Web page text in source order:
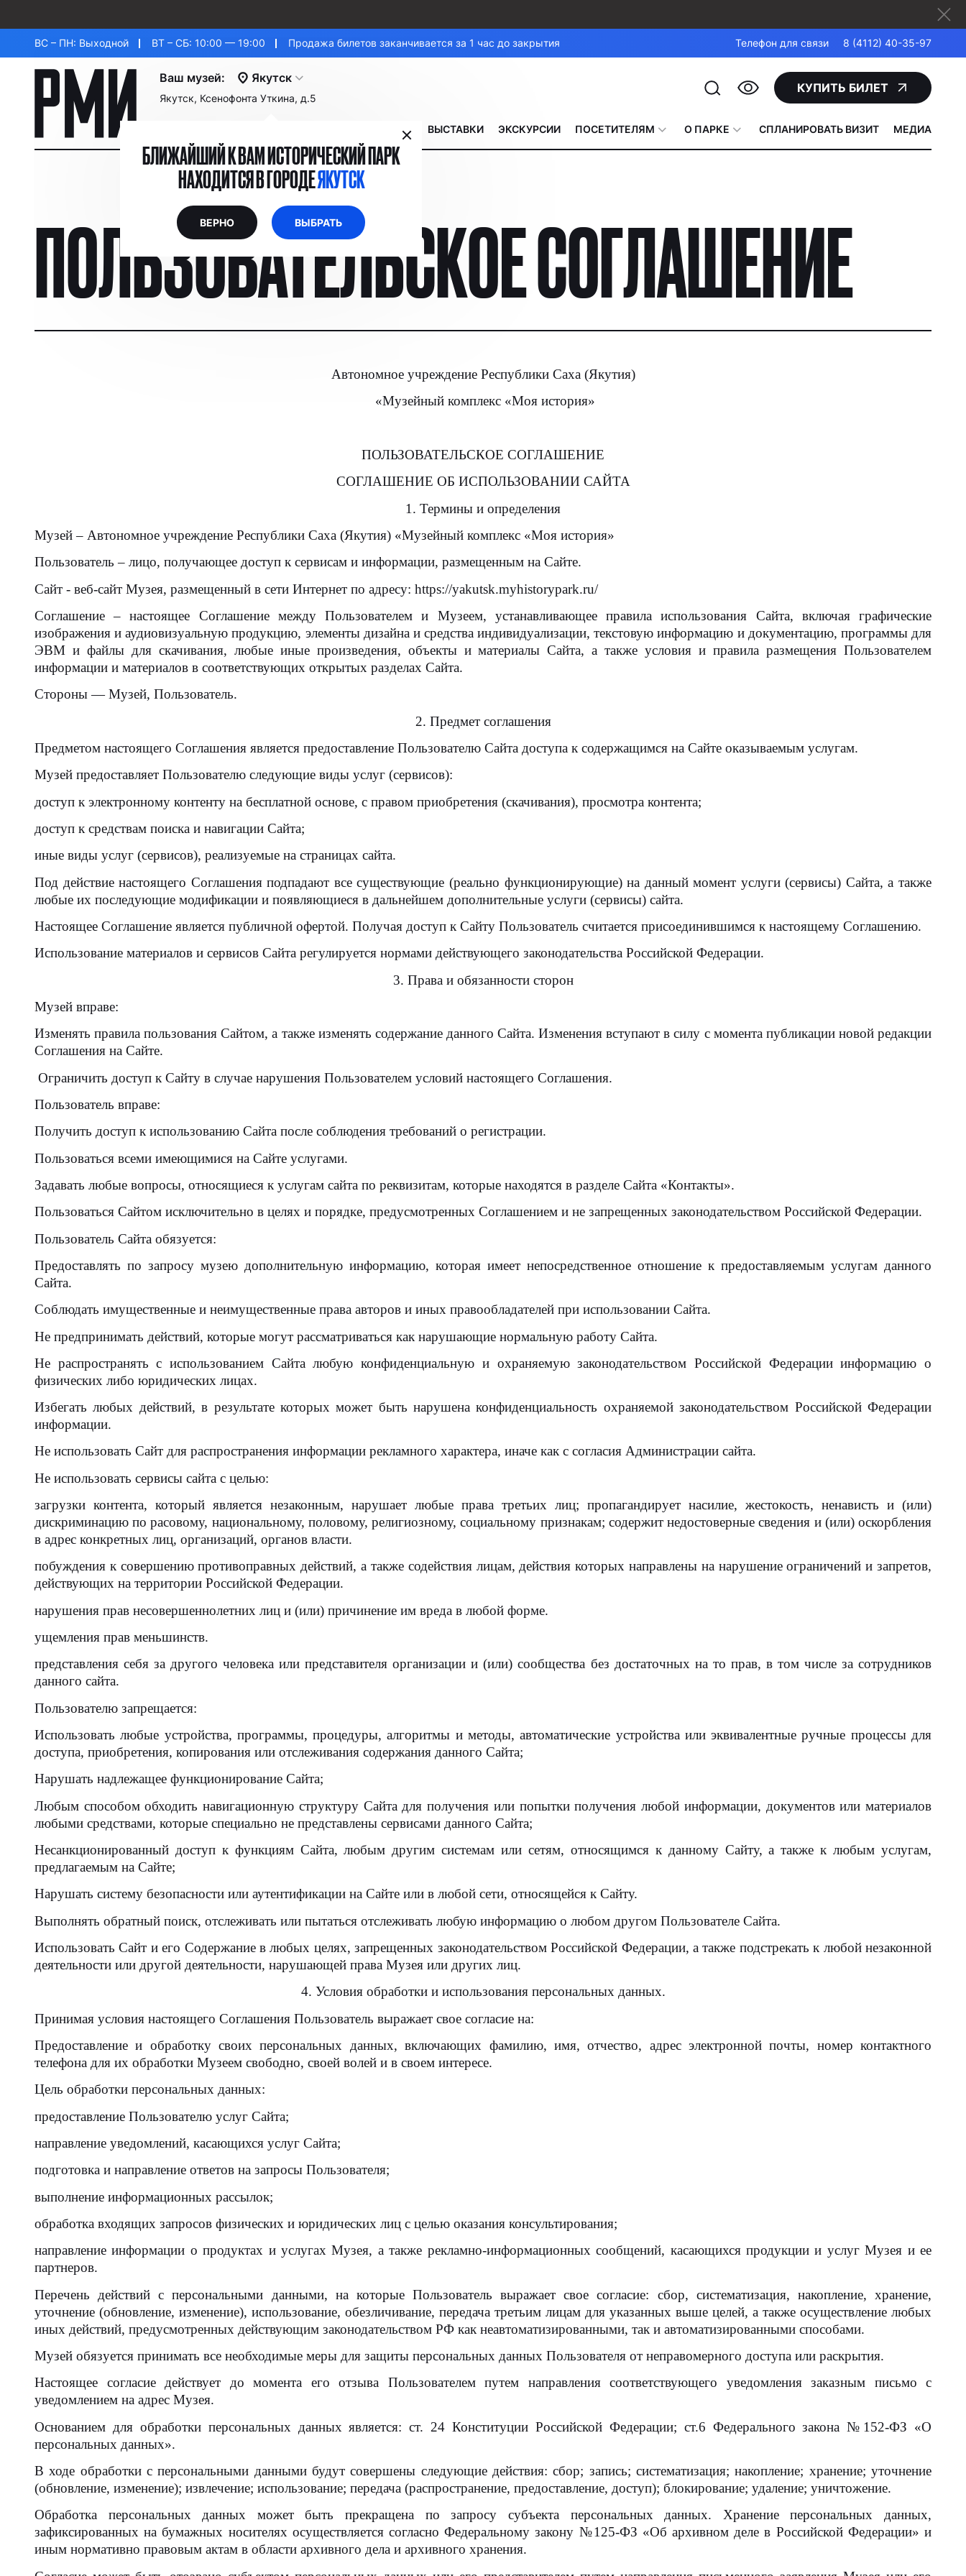
ВС – ПН: Выходной ВТ – СБ: 10:00 — 19:00 Продажа билетов заканчивается за 1 час до закрытия Телефон для связи 8 (4112) 40-35-97
Ваш музей: Якутск
Якутск, Ксенофонта Уткина, д.5
БЛИЖАЙШИЙ К ВАМ ИСТОРИЧЕСКИЙ ПАРК
НАХОДИТСЯ В ГОРОДЕЯКУТСК
ВЕРНО ВЫБРАТЬ
КУПИТЬ БИЛЕТ
ВЫСТАВКИ ЭКСКУРСИИ ПОСЕТИТЕЛЯМ О ПАРКЕ СПЛАНИРОВАТЬ ВИЗИТ МЕДИА
ПОЛЬЗОВАТЕЛЬСКОЕ СОГЛАШЕНИЕ
Автономное учреждение Республики Саха (Якутия)
«Музейный комплекс «Моя история»
ПОЛЬЗОВАТЕЛЬСКОЕ СОГЛАШЕНИЕ
СОГЛАШЕНИЕ ОБ ИСПОЛЬЗОВАНИИ САЙТА
1. Термины и определения
Музей – Автономное учреждение Республики Саха (Якутия) «Музейный комплекс «Моя история»
Пользователь – лицо, получающее доступ к сервисам и информации, размещенным на Сайте.
Сайт - веб-сайт Музея, размещенный в сети Интернет по адресу: https://yakutsk.myhistorypark.ru/
Соглашение – настоящее Соглашение между Пользователем и Музеем, устанавливающее правила использования Сайта, включая графические
изображения и аудиовизуальную продукцию, элементы дизайна и средства индивидуализации, текстовую информацию и документацию, программы для
ЭВМ и файлы для скачивания, любые иные произведения, объекты и материалы Сайта, а также условия и правила размещения Пользователем
информации и материалов в соответствующих открытых разделах Сайта.
Стороны — Музей, Пользователь.
2. Предмет соглашения
Предметом настоящего Соглашения является предоставление Пользователю Сайта доступа к содержащимся на Сайте оказываемым услугам.
Музей предоставляет Пользователю следующие виды услуг (сервисов):
доступ к электронному контенту на бесплатной основе, с правом приобретения (скачивания), просмотра контента;
доступ к средствам поиска и навигации Сайта;
иные виды услуг (сервисов), реализуемые на страницах сайта.
Под действие настоящего Соглашения подпадают все существующие (реально функционирующие) на данный момент услуги (сервисы) Сайта, а также
любые их последующие модификации и появляющиеся в дальнейшем дополнительные услуги (сервисы) сайта.
Настоящее Соглашение является публичной офертой. Получая доступ к Сайту Пользователь считается присоединившимся к настоящему Соглашению.
Использование материалов и сервисов Сайта регулируется нормами действующего законодательства Российской Федерации.
3. Права и обязанности сторон
Музей вправе:
Изменять правила пользования Сайтом, а также изменять содержание данного Сайта. Изменения вступают в силу с момента публикации новой редакции
Соглашения на Сайте.
Ограничить доступ к Сайту в случае нарушения Пользователем условий настоящего Соглашения.
Пользователь вправе:
Получить доступ к использованию Сайта после соблюдения требований о регистрации.
Пользоваться всеми имеющимися на Сайте услугами.
Задавать любые вопросы, относящиеся к услугам сайта по реквизитам, которые находятся в разделе Сайта «Контакты».
Пользоваться Сайтом исключительно в целях и порядке, предусмотренных Соглашением и не запрещенных законодательством Российской Федерации.
Пользователь Сайта обязуется:
Предоставлять по запросу музею дополнительную информацию, которая имеет непосредственное отношение к предоставляемым услугам данного
Сайта.
Соблюдать имущественные и неимущественные права авторов и иных правообладателей при использовании Сайта.
Не предпринимать действий, которые могут рассматриваться как нарушающие нормальную работу Сайта.
Не распространять с использованием Сайта любую конфиденциальную и охраняемую законодательством Российской Федерации информацию о
физических либо юридических лицах.
Избегать любых действий, в результате которых может быть нарушена конфиденциальность охраняемой законодательством Российской Федерации
информации.
Не использовать Сайт для распространения информации рекламного характера, иначе как с согласия Администрации сайта.
Не использовать сервисы сайта с целью:
загрузки контента, который является незаконным, нарушает любые права третьих лиц; пропагандирует насилие, жестокость, ненависть и (или)
дискриминацию по расовому, национальному, половому, религиозному, социальному признакам; содержит недостоверные сведения и (или) оскорбления
в адрес конкретных лиц, организаций, органов власти.
побуждения к совершению противоправных действий, а также содействия лицам, действия которых направлены на нарушение ограничений и запретов,
действующих на территории Российской Федерации.
нарушения прав несовершеннолетних лиц и (или) причинение им вреда в любой форме.
ущемления прав меньшинств.
представления себя за другого человека или представителя организации и (или) сообщества без достаточных на то прав, в том числе за сотрудников
данного сайта.
Пользователю запрещается:
Использовать любые устройства, программы, процедуры, алгоритмы и методы, автоматические устройства или эквивалентные ручные процессы для
доступа, приобретения, копирования или отслеживания содержания данного Сайта;
Нарушать надлежащее функционирование Сайта;
Любым способом обходить навигационную структуру Сайта для получения или попытки получения любой информации, документов или материалов
любыми средствами, которые специально не представлены сервисами данного Сайта;
Несанкционированный доступ к функциям Сайта, любым другим системам или сетям, относящимся к данному Сайту, а также к любым услугам,
предлагаемым на Сайте;
Нарушать систему безопасности или аутентификации на Сайте или в любой сети, относящейся к Сайту.
Выполнять обратный поиск, отслеживать или пытаться отслеживать любую информацию о любом другом Пользователе Сайта.
Использовать Сайт и его Содержание в любых целях, запрещенных законодательством Российской Федерации, а также подстрекать к любой незаконной
деятельности или другой деятельности, нарушающей права Музея или других лиц.
4. Условия обработки и использования персональных данных.
Принимая условия настоящего Соглашения Пользователь выражает свое согласие на:
Предоставление и обработку своих персональных данных, включающих фамилию, имя, отчество, адрес электронной почты, номер контактного
телефона для их обработки Музеем свободно, своей волей и в своем интересе.
Цель обработки персональных данных:
предоставление Пользователю услуг Сайта;
направление уведомлений, касающихся услуг Сайта;
подготовка и направление ответов на запросы Пользователя;
выполнение информационных рассылок;
обработка входящих запросов физических и юридических лиц с целью оказания консультирования;
направление информации о продуктах и услугах Музея, а также рекламно-информационных сообщений, касающихся продукции и услуг Музея и ее
партнеров.
Перечень действий с персональными данными, на которые Пользователь выражает свое согласие: сбор, систематизация, накопление, хранение,
уточнение (обновление, изменение), использование, обезличивание, передача третьим лицам для указанных выше целей, а также осуществление любых
иных действий, предусмотренных действующим законодательством РФ как неавтоматизированными, так и автоматизированными способами.
Музей обязуется принимать все необходимые меры для защиты персональных данных Пользователя от неправомерного доступа или раскрытия.
Настоящее согласие действует до момента его отзыва Пользователем путем направления соответствующего уведомления заказным письмо с
уведомлением на адрес Музея.
Основанием для обработки персональных данных является: ст. 24 Конституции Российской Федерации; ст.6 Федерального закона №152-ФЗ «О
персональных данных».
В ходе обработки с персональными данными будут совершены следующие действия: сбор; запись; систематизация; накопление; хранение; уточнение
(обновление, изменение); извлечение; использование; передача (распространение, предоставление, доступ); блокирование; удаление; уничтожение.
Обработка персональных данных может быть прекращена по запросу субъекта персональных данных. Хранение персональных данных,
зафиксированных на бумажных носителях осуществляется согласно Федеральному закону №125-ФЗ «Об архивном деле в Российской Федерации» и
иным нормативно правовым актам в области архивного дела и архивного хранения.
Я ИЩУ: